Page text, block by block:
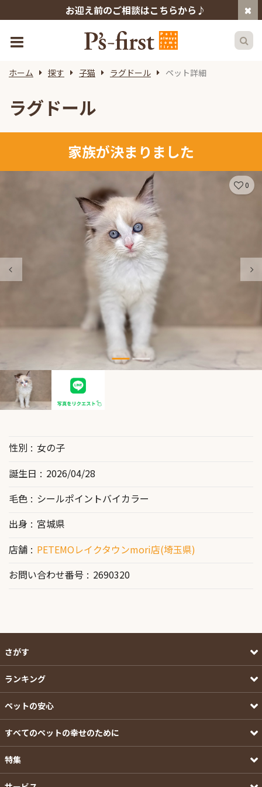
お迎え前のご相談はこちらから♪
ホーム 探す 子猫 ラグドール ペット詳細
ラグドール
家族が決まりました
0
性別
女の子
誕生日
2026/04/28
毛色
シールポイントバイカラー
出身
宮城県
店舗
PETEMOレイクタウンmori店(埼玉県)
お問い合わせ番号
2690320
さがす
ランキング
ペットの安心
すべてのペットの幸せのために
特集